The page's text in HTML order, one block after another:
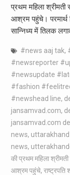
प्रथम महिला श्रीमती
आश्रम पहुंचे। परमार्थ
सान्निध्य में तिलक
#news aaj tak,
#newsreporter
#newsupdate
#fashion
#newshead line,
jansamvad.com,
jansamvad.com
news,
news,
की प्रथम महिला
आश्रम पहुंचे, राष्ट्रपति